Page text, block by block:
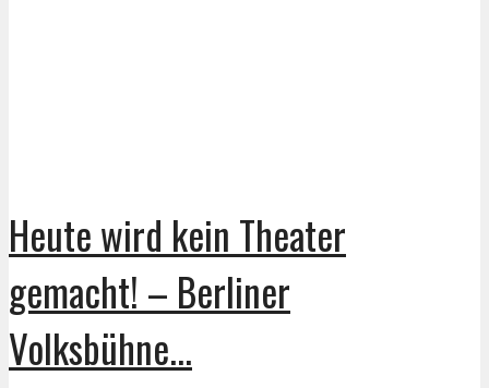
Heute wird kein Theater
gemacht! – Berliner
Volksbühne...